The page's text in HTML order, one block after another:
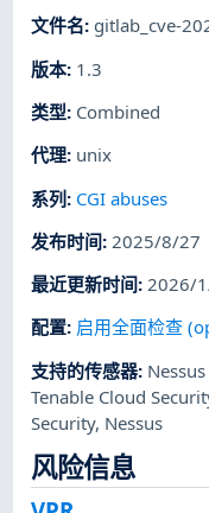
文件名: gitlab_cve-
版本: 1.3
类型: Combined
代理: unix
系列: CGI abuses
发布时间: 2025/8/27
最近更新时间:2026/
配置: 启用全面检查
支持的传感器:
Tenable Cloud
Security, Nessus
风险信息